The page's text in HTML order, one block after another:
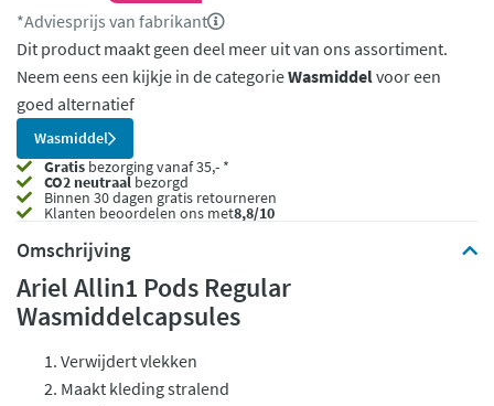
*Adviesprijs van fabrikant
Dit product maakt geen deel meer uit van ons assortiment.
Neem eens een kijkje in de categorieWasmiddelvoor een
goed alternatief
Wasmiddel
Gratis bezorging vanaf 35,- *
CO2 neutraalbezorgd
Binnen 30 dagen gratis retourneren
Klanten beoordelen ons met8,8/10
Omschrijving
Ariel Allin1 Pods Regular
Wasmiddelcapsules
Verwijdert vlekken
Maakt kleding stralend